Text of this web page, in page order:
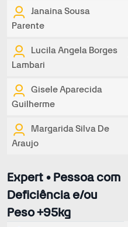
Janaina Sousa
Parente
Lucila Angela Borges
Lambari
Gisele Aparecida
Guilherme
Margarida Silva De
Araujo
Expert • Pessoa com
Deficiência e/ou
Peso +95kg